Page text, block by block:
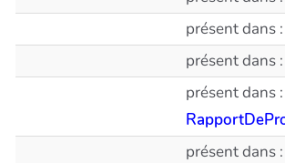
présent dans :
présent dans :
présent dans :
présent dans :